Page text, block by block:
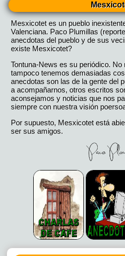
Mesxicotet es un pueblo
Valenciana. Paco Plumillas
anecdotas del pueblo y de sus
existe Mesxicotet?
Tontuna-News es su periódico. No
tampoco tenemos demasiadas
anecdotas son las de la gente del
a acompañarnos, otros escritos
aconsejamos y noticias que nos
siempre con nuestra visión
Por supuesto, Mesxicotet está
ser sus amigos.